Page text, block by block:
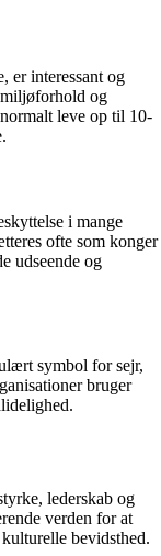
er interessant og
og
leve op til 10-
i mange
ofte som konger
udseende og
symbol for sejr,
bruger
lederskab og
verden for at
bevidsthed.